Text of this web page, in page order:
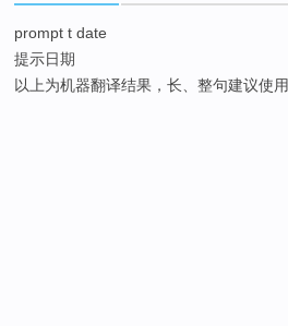
prompt t date
提示日期
以上为机器翻译结果，长、整句建议使用